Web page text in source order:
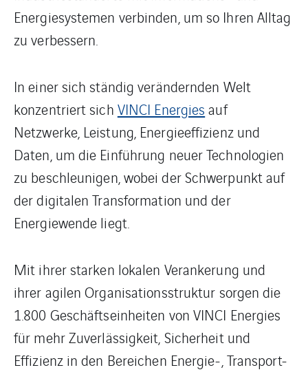
Energiesystemen verbinden, um so Ihren Alltag
zu verbessern.
In einer sich ständig verändernden Welt
konzentriert sich VINCI Energies auf
Netzwerke, Leistung, Energieeffizienz und
Daten, um die Einführung neuer Technologien
zu beschleunigen, wobei der Schwerpunkt auf
der digitalen Transformation und der
Energiewende liegt.
Mit ihrer starken lokalen Verankerung und
ihrer agilen Organisationsstruktur sorgen die
1.800 Geschäftseinheiten von VINCI Energies
für mehr Zuverlässigkeit, Sicherheit und
Effizienz in den Bereichen Energie-, Transport-